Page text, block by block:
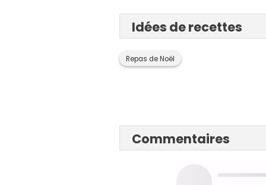
Idées de recettes
Repas de Noël
Commentaires